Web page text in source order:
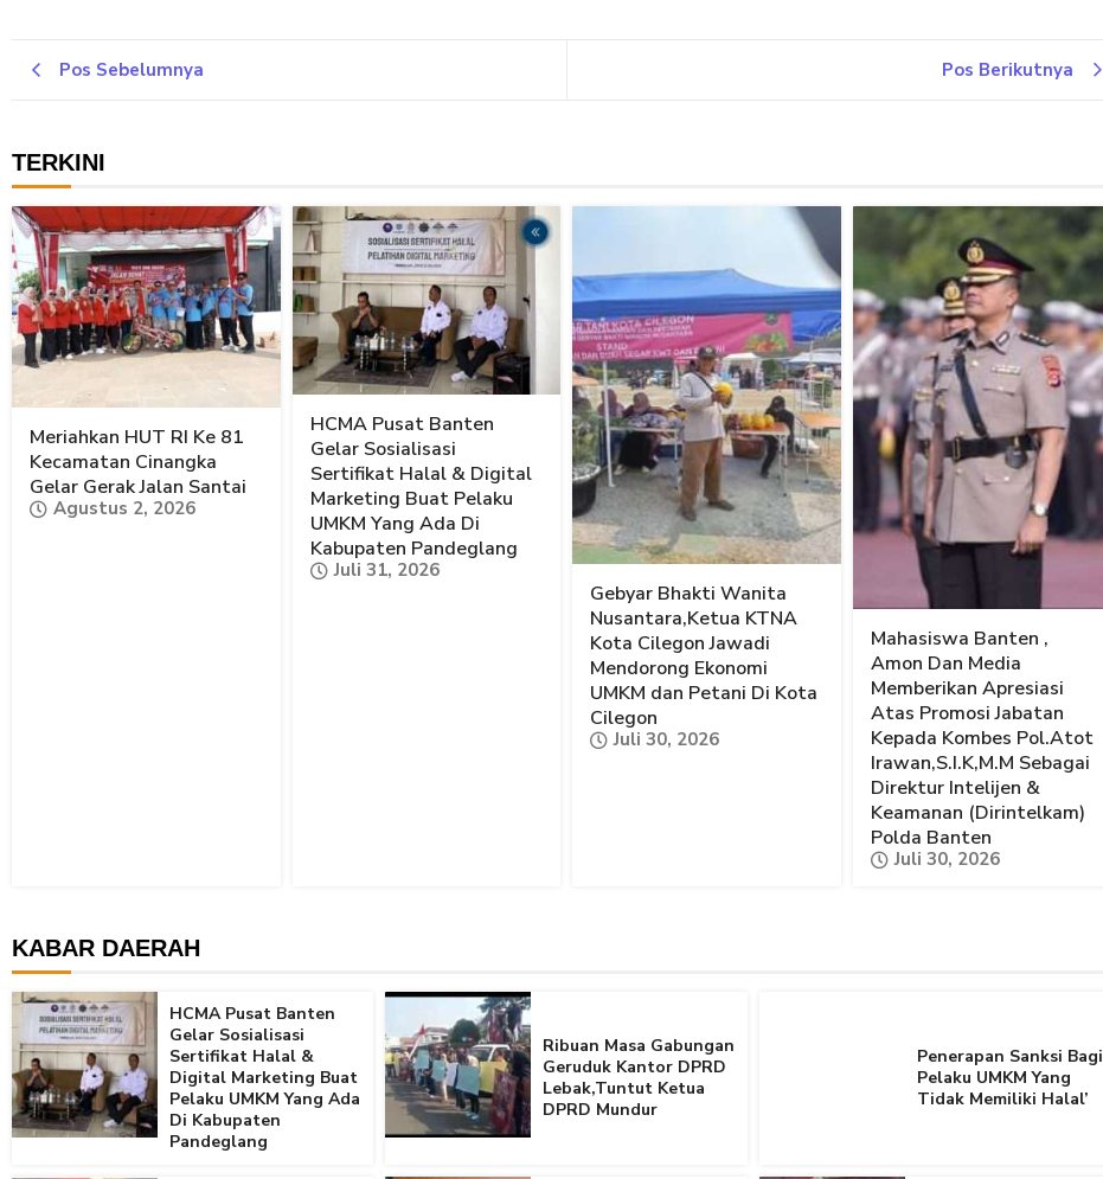
Pos Sebelumnya Pos Berikutnya
TERKINI
Meriahkan HUT RI Ke 81
Kecamatan Cinangka
Gelar Gerak Jalan Santai
Agustus 2, 2026
HCMA Pusat Banten
Gelar Sosialisasi
Sertifikat Halal & Digital
Marketing Buat Pelaku
UMKM Yang Ada Di
Kabupaten Pandeglang
Juli 31, 2026
Gebyar Bhakti Wanita
Nusantara,Ketua KTNA
Kota Cilegon Jawadi
Mendorong Ekonomi
UMKM dan Petani Di Kota
Cilegon
Juli 30, 2026
Mahasiswa Banten ,
Amon Dan Media
Memberikan Apresiasi
Atas Promosi Jabatan
Kepada Kombes Pol.Atot
Irawan,S.I.K,M.M Sebagai
Direktur Intelijen &
Keamanan (Dirintelkam)
Polda Banten
Juli 30, 2026
KABAR DAERAH
HCMA Pusat Banten
Gelar Sosialisasi
Sertifikat Halal &
Digital Marketing Buat
Pelaku UMKM Yang Ada
Di Kabupaten
Pandeglang
Ribuan Masa Gabungan
Geruduk Kantor DPRD
Lebak,Tuntut Ketua
DPRD Mundur
Penerapan Sanksi Bagi
Pelaku UMKM Yang
Tidak Memiliki Halal’